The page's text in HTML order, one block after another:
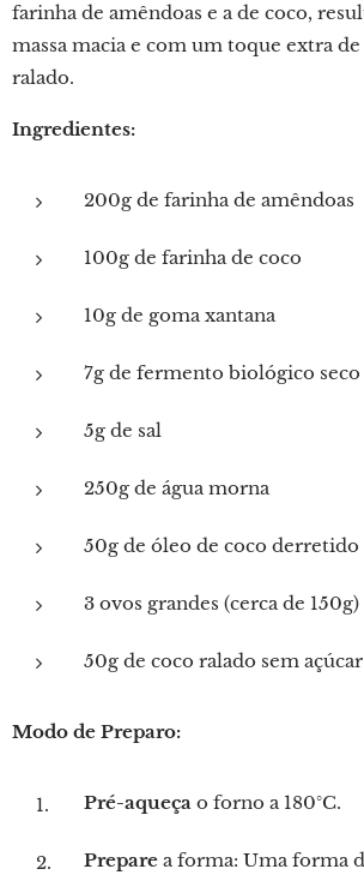
farinha de amêndoas e a de coco,
massa macia e com um toque extra
ralado.
Ingredientes:
200g de farinha de amêndoas
100g de farinha de coco
10g de goma xantana
7g de fermento biológico
5g de sal
250g de água morna
50g de óleo de coco derretido
3 ovos grandes (cerca de 150g)
50g de coco ralado sem açúcar
Modo de Preparo:
Pré-aqueça o forno a 180°C.
Prepare a forma: Uma forma